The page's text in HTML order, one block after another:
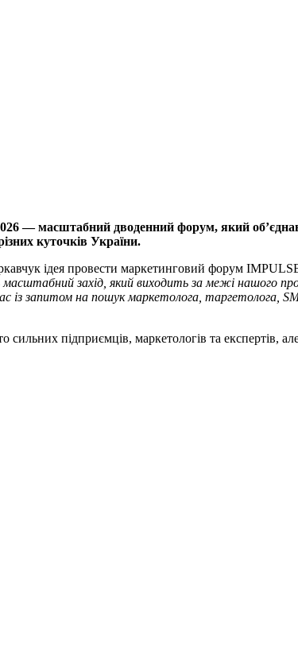
— масштабний дводенний форум, який
куточків України.
ідея провести маркетинговий форум
масштабний захід, який виходить за межі нашого
запитом на пошук маркетолога, таргетолога,
підприємців, маркетологів та експертів,